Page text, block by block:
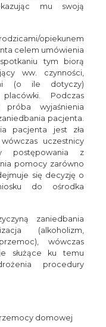
mu swoją
opiekunem
celem umówienia
tym biorą
ww. czynności,
(o ile dotyczy)
Podczas
wyjaśnienia
pacjenta.
pacjenta jest zła
uczestnicy
postępowania z
pomocy zarówno
się decyzję o
do ośrodka
zaniedbania
(alkoholizm,
wówczas
służące ku temu
procedury
domowej